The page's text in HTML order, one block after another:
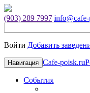
(903) 289 7997
Войти Добавить
Навигация Cafe-poisk.ru
События